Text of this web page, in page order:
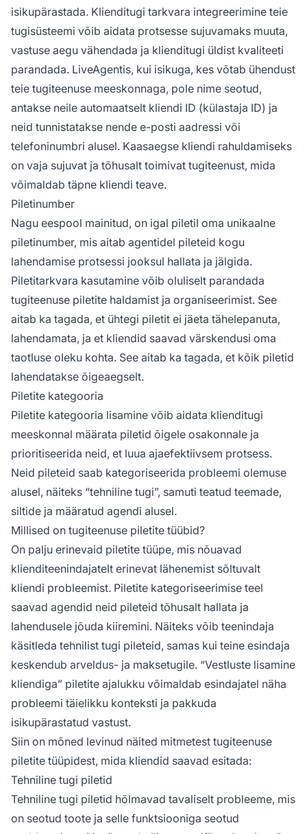
isikupärastada. Klienditugi tarkvara integreerimine teie
tugisüsteemi võib aidata protsesse sujuvamaks muuta,
vastuse aegu vähendada ja klienditugi üldist kvaliteeti
parandada. LiveAgentis, kui isikuga, kes võtab ühendust
teie tugiteenuse meeskonnaga, pole nime seotud,
antakse neile automaatselt kliendi ID (külastaja ID) ja
neid tunnistatakse nende e-posti aadressi või
telefoninumbri alusel. Kaasaegse kliendi rahuldamiseks
on vaja sujuvat ja tõhusalt toimivat tugiteenust, mida
võimaldab täpne kliendi teave.
Piletinumber
Nagu eespool mainitud, on igal piletil oma unikaalne
piletinumber, mis aitab agentidel pileteid kogu
lahendamise protsessi jooksul hallata ja jälgida.
Piletitarkvara kasutamine võib oluliselt parandada
tugiteenuse piletite haldamist ja organiseerimist. See
aitab ka tagada, et ühtegi piletit ei jäeta tähelepanuta,
lahendamata, ja et kliendid saavad värskendusi oma
taotluse oleku kohta. See aitab ka tagada, et kõik piletid
lahendatakse õigeaegselt.
Piletite kategooria
Piletite kategooria lisamine võib aidata klienditugi
meeskonnal määrata piletid õigele osakonnale ja
prioritiseerida neid, et luua ajaefektiivsem protsess.
Neid pileteid saab kategoriseerida probleemi olemuse
alusel, näiteks “tehniline tugi”, samuti teatud teemade,
siltide ja määratud agendi alusel.
Millised on tugiteenuse piletite tüübid?
On palju erinevaid piletite tüüpe, mis nõuavad
klienditeenindajatelt erinevat lähenemist sõltuvalt
kliendi probleemist. Piletite kategoriseerimise teel
saavad agendid neid pileteid tõhusalt hallata ja
lahendusele jõuda kiiremini. Näiteks võib teenindaja
käsitleda tehnilist tugi pileteid, samas kui teine esindaja
keskendub arveldus- ja maksetugile. “Vestluste lisamine
kliendiga” piletite ajalukku võimaldab esindajatel näha
probleemi täielikku konteksti ja pakkuda
isikupärastatud vastust.
Siin on mõned levinud näited mitmetest tugiteenuse
piletite tüüpidest, mida kliendid saavad esitada:
Tehniline tugi piletid
Tehniline tugi piletid hõlmavad tavaliselt probleeme, mis
on seotud toote ja selle funktsiooniga seotud